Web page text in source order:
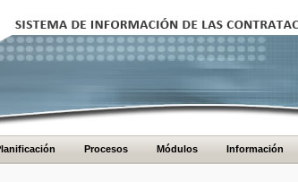
Procesos Módulos Información